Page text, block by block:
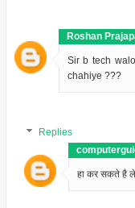
Roshan
Sir b tech
chahiye ???
Replies
हा कर सकते है